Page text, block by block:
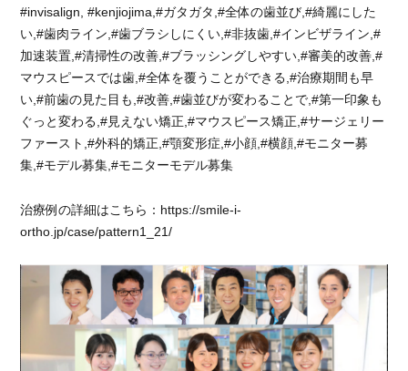
く
迎
え
て
下
さ
っ
て
ざ
い
ま
す。
に
#invisalign, #kenjiojima,#ガタガタ,#全体の歯並び,#綺麗にした
い,#歯肉ライン,#歯ブラシしにくい,#非抜歯,#インビザライン,#
加速装置,#清掃性の改善,#ブラッシングしやすい,#審美的改善,#
マウスピースでは歯,#全体を覆うことができる,#治療期間も早
い,#前歯の見た目も,#改善,#歯並びが変わることで,#第一印象も
ぐっと変わる,#見えない矯正,#マウスピース矯正,#サージェリー
ファースト,#外科的矯正,#顎変形症,#小顔,#横顔,#モニター募
集,#モデル募集,#モニターモデル募集
治療例の詳細はこちら：https://smile-i-
ortho.jp/case/pattern1_21/